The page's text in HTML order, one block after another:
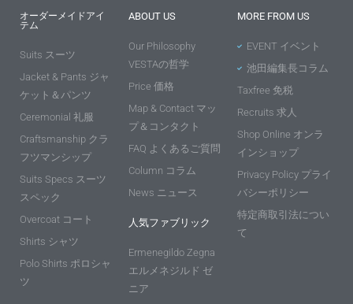
オーダーメイドアイ
テム
Suits スーツ
Jacket & Pants ジャ
ケット＆パンツ
Ceremonial 礼服
Craftsmanship クラ
フツマンシップ
Suits Specs スーツ
スペック
Overcoat コート
Shirts シャツ
Polo Shirts ポロシャ
ツ
ABOUT US
Our Philosophy
VESTAの哲学
Price 価格
Map & Contact マッ
プ＆コンタクト
FAQ よくあるご質問
Column コラム
News ニュース
人気ファブリック
Ermenegildo Zegna
エルメネジルド ゼ
ニア
MORE FROM US
EVENT イベント
池田編集長コラム
Taxfree 免税
Recruits 求人
Shop Online オンラ
インショップ
Privacy Policy プライ
バシーポリシー
特定商取引法につい
て